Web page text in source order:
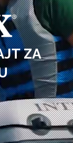
ZA